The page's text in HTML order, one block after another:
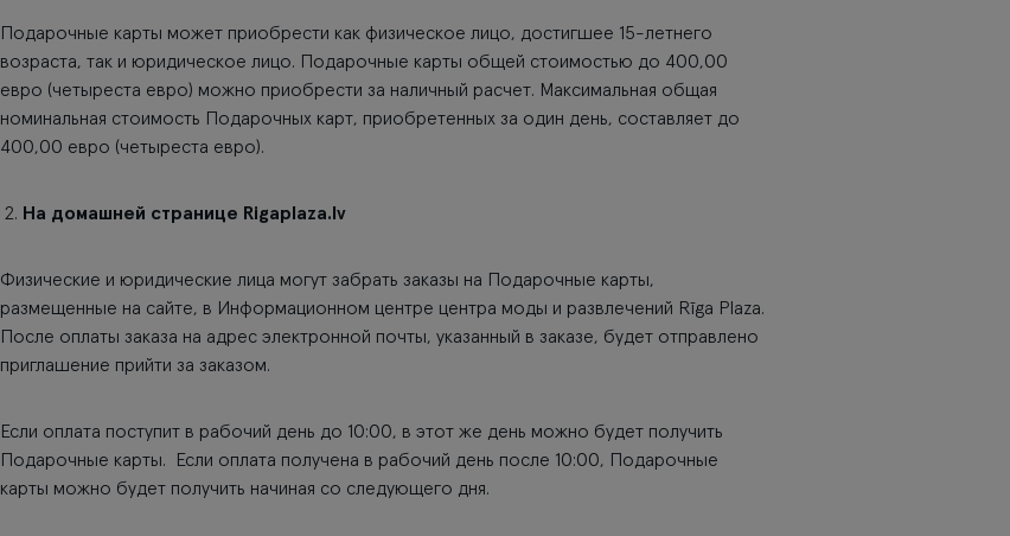
Подарочные карты может приобрести как физическое лицо, достигшее 15-летнего
возраста, так и юридическое лицо. Подарочные карты общей стоимостью до 400,00
евро (четыреста евро) можно приобрести за наличный расчет. Максимальная общая
номинальная стоимость Подарочных карт, приобретенных за один день, составляет до
400,00 евро (четыреста евро).
2. На домашней странице Rigaplaza.lv
Физические и юридические лица могут забрать заказы на Подарочные карты,
размещенные на сайте, в Информационном центре центра моды и развлечений Rīga Plaza.
После оплаты заказа на адрес электронной почты, указанный в заказе, будет отправлено
приглашение прийти за заказом.
Если оплата поступит в рабочий день до 10:00, в этот же день можно будет получить
Подарочные карты. Если оплата получена в рабочий день после 10:00, Подарочные
карты можно будет получить начиная со следующего дня.